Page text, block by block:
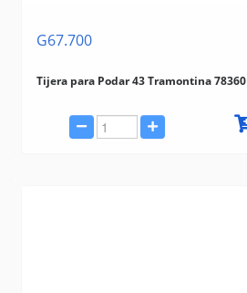
G67.700
Tijera para Podar 43 Tramontina 78360